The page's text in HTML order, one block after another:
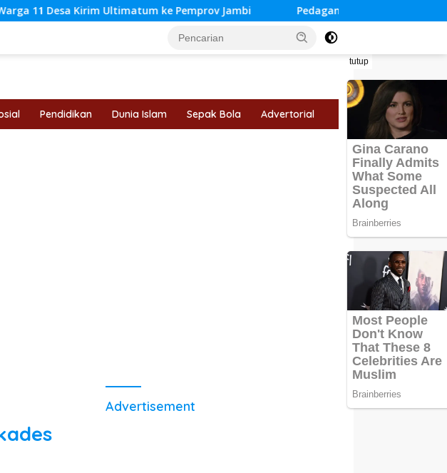
Ultimatum ke Pemprov Jambi Pedagang Bendera di Muara Bungo
tutup
Pendidikan Dunia Islam Sepak Bola Advertorial
Advertisement